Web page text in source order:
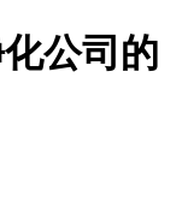
公司的